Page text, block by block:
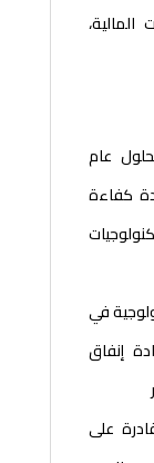
عام
كفاءة
في
إنفاق
على